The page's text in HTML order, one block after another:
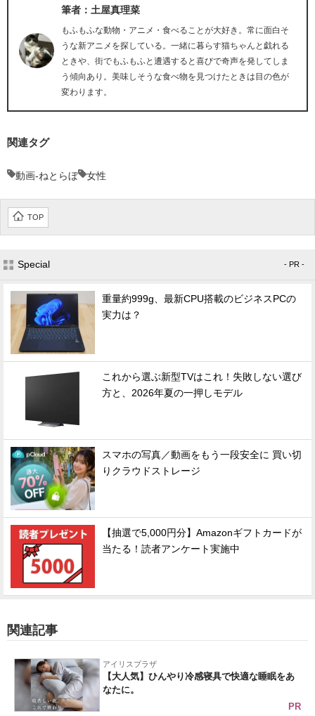
筆者：土屋真理菜
もふもふな動物・アニメ・食べることが大好き。常に面白そ
うな新アニメを探している。一緒に暮らす猫ちゃんと戯れる
ときや、街でもふもふと遭遇すると喜びで奇声を発してしま
う傾向あり。美味しそうな食べ物を見つけたときは目の色が
変わります。
関連タグ
動画-ねとらぼ 女性
TOP
Special - PR -
重量約999g、最新CPU搭載のビジネスPCの
実力は？
これから選ぶ新型TVはこれ！失敗しない選び
方と、2026年夏の一押しモデル
スマホの写真／動画をもう一段安全に 買い切
りクラウドストレージ
【抽選で5,000円分】Amazonギフトカードが
当たる！読者アンケート実施中
関連記事
アイリスプラザ
【大人気】ひんやり冷感寝具で快適な睡眠をあ
なたに。
PR